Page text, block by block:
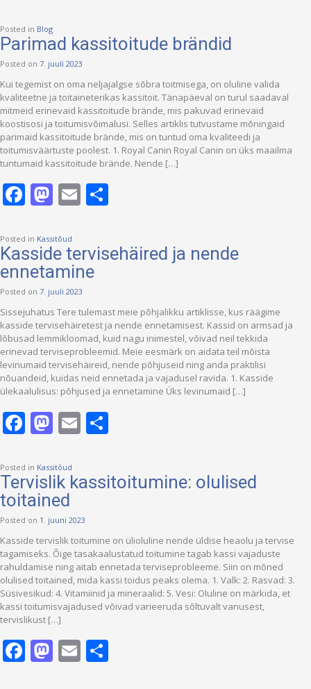
Posted in Blog
Parimad kassitoitude brändid
Posted on 7. juuli 2023
Kui tegemist on oma neljajalgse sõbra toitmisega, on oluline valida
kvaliteetne ja toitaineterikas kassitoit. Tänapäeval on turul saadaval
mitmeid erinevaid kassitoitude brände, mis pakuvad erinevaid
koostisosi ja toitumisvõimalusi. Selles artiklis tutvustame mõningaid
parimaid kassitoitude brände, mis on tuntud oma kvaliteedi ja
toitumisväärtuste poolest. 1. Royal Canin Royal Canin on üks maailma
tuntumaid kassitoitude brände. Nende […]
Facebook
Mastodon
Email
Posted in Kassitõud
Kasside tervisehäired ja nende
ennetamine
Posted on 7. juuli 2023
Sissejuhatus Tere tulemast meie põhjalikku artiklisse, kus räägime
kasside tervisehäiretest ja nende ennetamisest. Kassid on armsad ja
lõbusad lemmikloomad, kuid nagu inimestel, võivad neil tekkida
erinevad terviseprobleemid. Meie eesmärk on aidata teil mõista
levinumaid tervisehäireid, nende põhjuseid ning anda praktilisi
nõuandeid, kuidas neid ennetada ja vajadusel ravida. 1. Kasside
ülekaalulisus: põhjused ja ennetamine Üks levinumaid […]
Facebook
Mastodon
Email
Posted in Kassitõud
Tervislik kassitoitumine: olulised
toitained
Posted on 1. juuni 2023
Kasside tervislik toitumine on ülioluline nende üldise heaolu ja tervise
tagamiseks. Õige tasakaalustatud toitumine tagab kassi vajaduste
rahuldamise ning aitab ennetada terviseprobleeme. Siin on mõned
olulised toitained, mida kassi toidus peaks olema. 1. Valk: 2. Rasvad: 3.
Süsivesikud: 4. Vitamiinid ja mineraalid: 5. Vesi: Oluline on märkida, et
kassi toitumisvajadused võivad varieeruda sõltuvalt vanusest,
tervislikust […]
Facebook
Mastodon
Email